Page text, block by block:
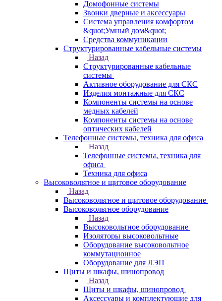
Домофонные системы
Звонки дверные и аксессуары
Система управления комфортом
&quot;Умный дом&quot;
Средства коммуникации
Структурированные кабельные системы
Назад
Структурированные кабельные
системы
Активное оборудование для СКС
Изделия монтажные для СКС
Компоненты системы на основе
медных кабелей
Компоненты системы на основе
оптических кабелей
Телефонные системы, техника для офиса
Назад
Телефонные системы, техника для
офиса
Техника для офиса
Высоковольтное и щитовое оборудование
Назад
Высоковольтное и щитовое оборудование
Высоковольтное оборудование
Назад
Высоковольтное оборудование
Изоляторы высоковольтные
Оборудование высоковольтное
коммутационное
Оборудование для ЛЭП
Щиты и шкафы, шинопровод
Назад
Щиты и шкафы, шинопровод
Аксессуары и комплектующие для